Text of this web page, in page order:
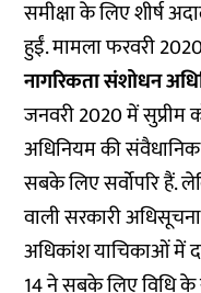
समीक्षा के लिए शीर्ष
हुईं. मामला फरवरी
नागरिकता संशोधन
जनवरी 2020 में सुप्रीम
अधिनियम की
सबके लिएसर्वोपरिहैं.
वाली सरकारी
अधिकांश याचिकाओं में
14 ने सबके लिए विधि के